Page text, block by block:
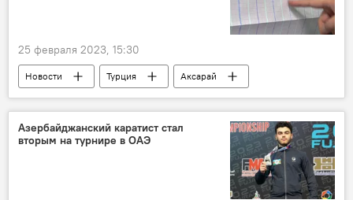
25 февраля 2023, 15:30
Новости Турция
Аксарай
землетрясение
Сейсмологи
Магнитуда
разрушения
Азербайджанский каратист стал
вторым на турнире в ОАЭ